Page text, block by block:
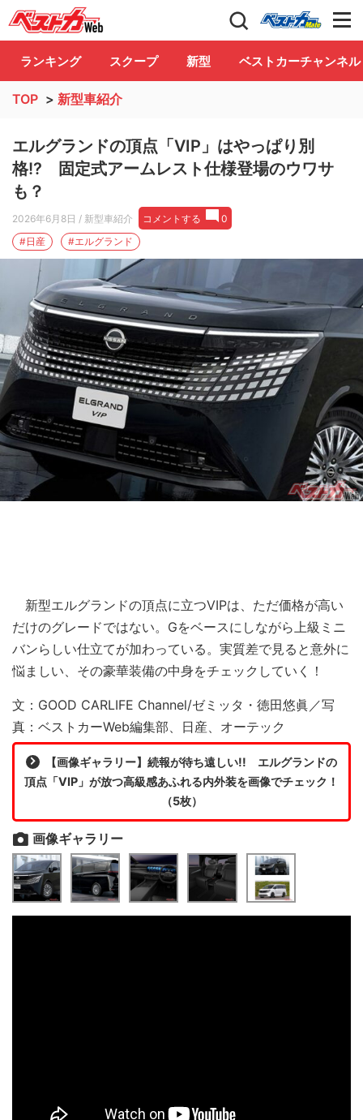
自動車情報誌「ベストカー」 Club
ランキング スクープ 新型 ベストカーチャンネル
TOP > 新型車紹介
エルグランドの頂点「VIP」はやっぱり別
格!? 固定式アームレスト仕様登場のウワサ
も？
2026年6月8日 / 新型車紹介 コメントする
0
#日産
#エルグランド
新型エルグランドの頂点に立つVIPは、ただ価格が高い
だけのグレードではない。Gをベースにしながら上級ミニ
バンらしい仕立てが加わっている。実質差で見ると意外に
悩ましい、その豪華装備の中身をチェックしていく！
文：GOOD CARLIFE Channel/ゼミッタ・徳田悠眞／写
真：ベストカーWeb編集部、日産、オーテック
【画像ギャラリー】続報が待ち遠しい!! エルグランドの
頂点「VIP」が放つ高級感あふれる内外装を画像でチェック！
（5枚）
画像ギャラリー